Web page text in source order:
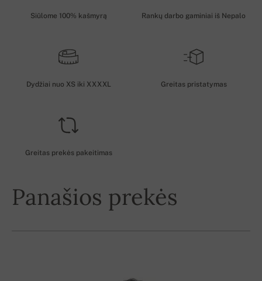
Siūlome 100% kašmyrą Rankų darbo gaminiai iš Nepalo
Dydžiai nuo XS iki XXXXL Greitas pristatymas
Greitas prekės pakeitimas
Panašios prekės